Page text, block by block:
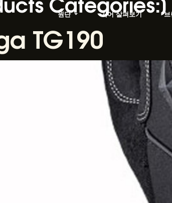
원단 기어 살펴보기
TG190